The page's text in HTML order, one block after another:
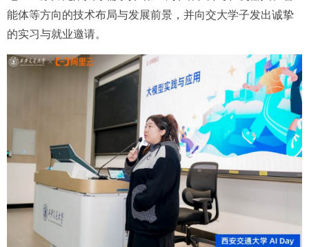
能体等方向的技术布局与发展前景，并向交大学子发出诚挚
的实习与就业邀请。